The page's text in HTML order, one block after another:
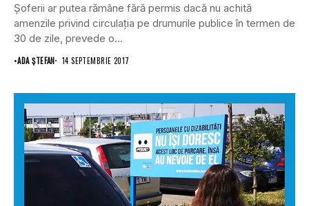
Şoferii ar putea rămâne fără permis dacă nu achită
amenzile privind circulaţia pe drumurile publice în termen de
30 de zile, prevede o...
•ADA ȘTEFAN 14 SEPTEMBRIE 2017